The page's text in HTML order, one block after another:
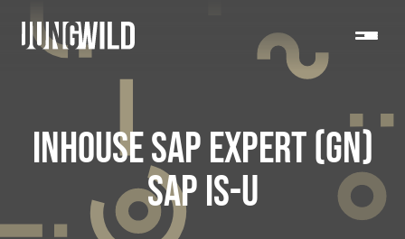
INHOUSE SAP EXPERT (GN)
SAP IS-U